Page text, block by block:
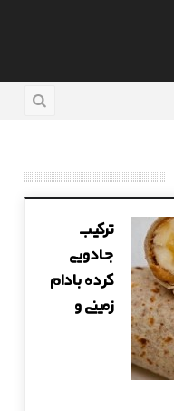
ترکیب
جادویی
کرده بادام
زمینی و